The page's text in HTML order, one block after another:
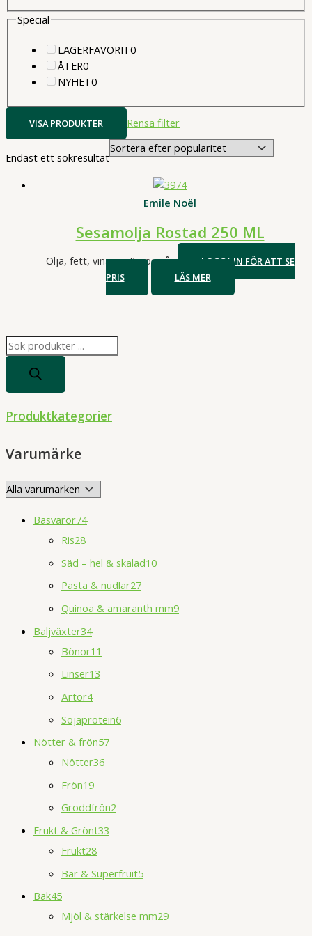
P
u
s
Produktkategorier
Varumärke
Basvaror74
Ris28
Säd – hel & skalad10
Pasta & nudlar27
Quinoa & amaranth mm9
Baljväxter34
Bönor11
Linser13
Ärtor4
Sojaprotein6
Nötter & frön57
Nötter36
Frön19
Groddfrön2
Frukt & Grönt33
Frukt28
Bär & Superfruit5
Bak45
Mjöl & stärkelse mm29
Special
LAGERFAVORIT00
ÅTER00
produkter
NYHET00
VISA PRODUKTER Rensa filter
Endast ett sökresultat
Emile Noël
Sesamolja Rostad 250 ML
Olja, fett, vinäger & sojasås
LOGGA IN FÖR ATT SE
PRIS
LÄS MER